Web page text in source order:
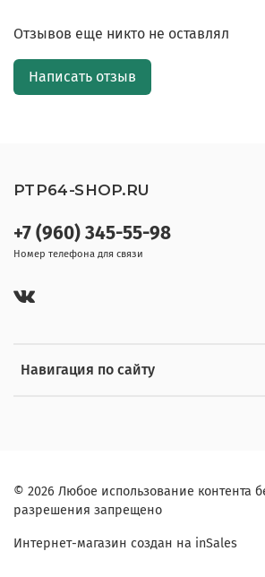
Отзывов еще никто не оставлял
Написать отзыв
Навигация по сайту
+7 (960) 345-55-98
Номер телефона для связи
PTP64-SHOP.RU
© 2026 Любое использование контента
разрешения запрещено
Интернет-магазин создан на inSales